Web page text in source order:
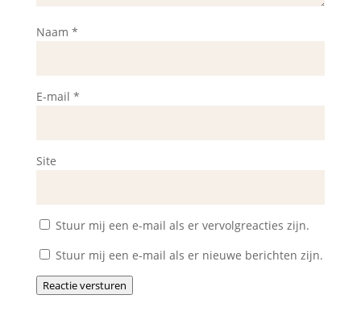
Naam *
E-mail *
Site
Stuur mij een e-mail als er vervolgreacties zijn.
Stuur mij een e-mail als er nieuwe berichten zijn.
Reactie versturen